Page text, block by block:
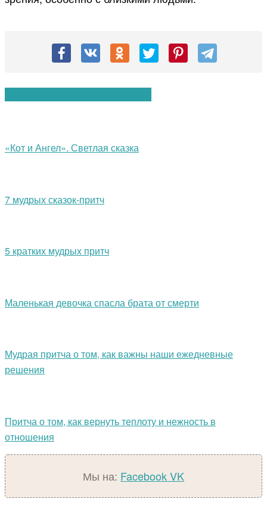
«Кот и Ангел». Светлая сказка
7 мудрых сказок-притч
5 кратких мудрых притч
Маленькая девочка спасла брата от смерти
Мудрая притча о том, как важны наши ежедневные
решения
Притча о том, как вернуть теплоту и нежность в
отношения
Мы на: FacebookVK